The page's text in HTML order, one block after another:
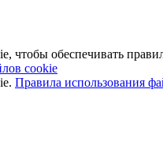
обеспечивать
cookie
Правила использования